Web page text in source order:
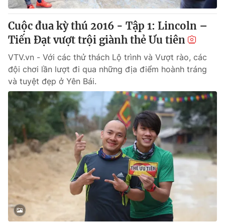
Cuộc đua kỳ thú 2016 - Tập 1: Lincoln –
Tiến Đạt vượt trội giành thẻ Ưu tiên
VTV.vn - Với các thử thách Lộ trình và Vượt rào, các
đội chơi lần lượt đi qua những địa điểm hoành tráng
và tuyệt đẹp ở Yên Bái.